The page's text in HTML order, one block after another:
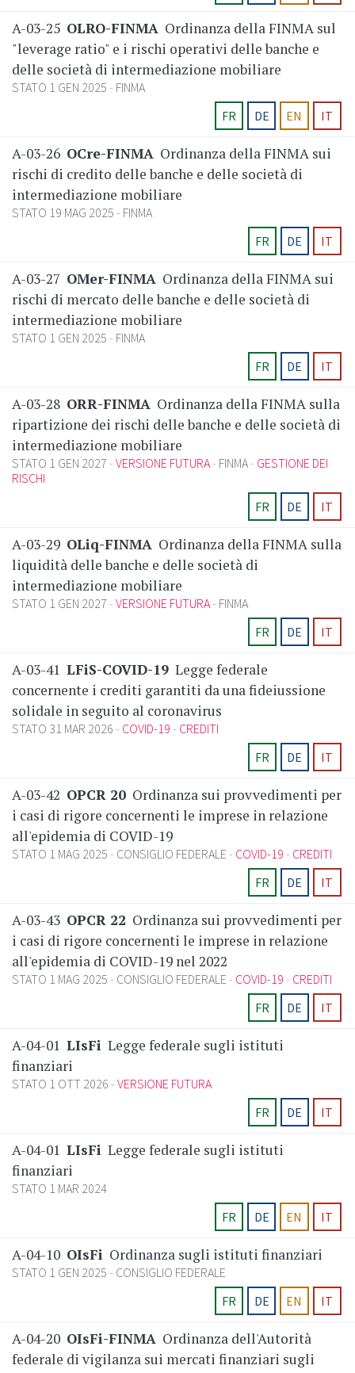
A-03-25 OLRO-FINMA Ordinanza della FINMA sul
"leverage ratio" e i rischi operativi delle banche e
delle società di intermediazione mobiliare
STATO 1 GEN 2025
FINMA
FR
DE EN IT
A-03-26 OCre-FINMA Ordinanza della FINMA sui
rischi di credito delle banche e delle società di
intermediazione mobiliare
STATO 19 MAG 2025
FINMA
FR
DE IT
A-03-27 OMer-FINMA Ordinanza della FINMA sui
rischi di mercato delle banche e delle società di
intermediazione mobiliare
STATO 1 GEN 2025
FINMA
FR
DE IT
A-03-28 ORR-FINMA Ordinanza della FINMA sulla
ripartizione dei rischi delle banche e delle società di
intermediazione mobiliare
STATO 1 GEN 2027 VERSIONE FUTURA FINMA GESTIONE DEI
RISCHI
FR
DE IT
A-03-29 OLiq-FINMA Ordinanza della FINMA sulla
liquidità delle banche e delle società di
intermediazione mobiliare
STATO 1 GEN 2027 VERSIONE FUTURA FINMA
FR
DE IT
A-03-41 LFiS-COVID-19 Legge federale
concernente i crediti garantiti da una fideiussione
solidale in seguito al coronavirus
STATO 31 MAR 2026 COVID-19
CREDITI
FR
DE IT
A-03-42 OPCR 20 Ordinanza sui provvedimenti per
i casi di rigore concernenti le imprese in relazione
all'epidemia di COVID-19
STATO 1 MAG 2025 CONSIGLIO FEDERALE COVID-19
CREDITI
FR
DE IT
A-03-43 OPCR 22 Ordinanza sui provvedimenti per
i casi di rigore concernenti le imprese in relazione
all'epidemia di COVID-19 nel 2022
STATO 1 MAG 2025 CONSIGLIO FEDERALE COVID-19
CREDITI
FR
DE IT
A-04-01 LIsFi Legge federale sugli istituti
finanziari
STATO 1 OTT 2026 VERSIONE FUTURA
FR
DE IT
A-04-01 LIsFi Legge federale sugli istituti
finanziari
STATO 1 MAR 2024
FR
DE EN IT
A-04-10 OIsFi Ordinanza sugli istituti finanziari
STATO 1 GEN 2025
CONSIGLIO FEDERALE
FR
DE EN IT
A-04-20 OIsFi-FINMA Ordinanza dell'Autorità
federale di vigilanza sui mercati finanziari sugli